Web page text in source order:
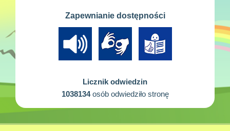
Zapewnianie dostępności
Licznik odwiedzin
1038134osób odwiedziło stronę